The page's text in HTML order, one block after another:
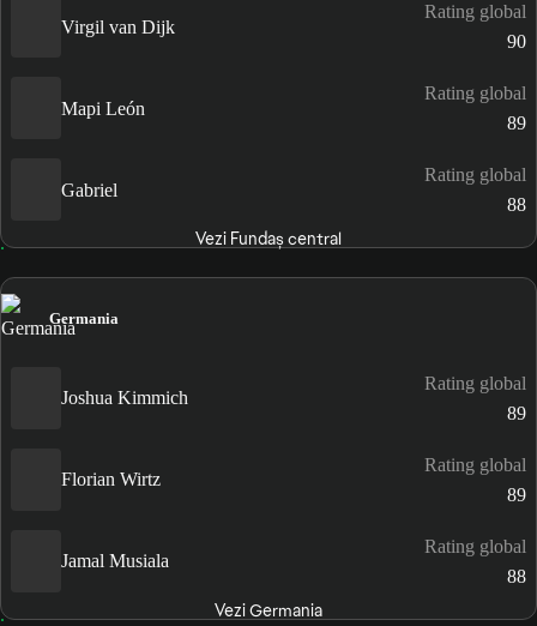
Virgil van Dijk
Rating global
90
Mapi León
Rating global
89
Gabriel
Rating global
88
Vezi Fundaș central
Germania
Joshua Kimmich
Rating global
89
Florian Wirtz
Rating global
89
Jamal Musiala
Rating global
88
Vezi Germania